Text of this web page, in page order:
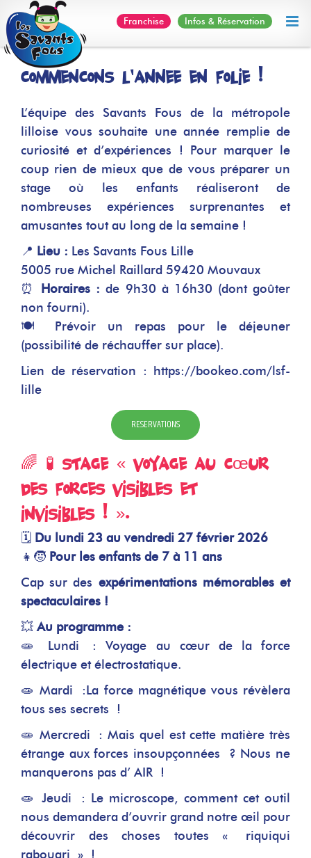
Skip
to
content
Infos & Réservation
Franchise
Commençons l’année en Folie !
L’équipe des Savants Fous de la métropole
lilloise vous souhaite une année remplie de
curiosité et d’expériences ! Pour marquer le
coup rien de mieux que de vous préparer un
stage où les enfants réaliseront de
nombreuses expériences surprenantes et
amusantes tout au long de la semaine !
📍 Lieu : Les Savants Fous Lille
5005 rue Michel Raillard 59420 Mouvaux
⏰ Horaires : de 9h30 à 16h30 (dont goûter
non fourni).
🍽️ Prévoir un repas pour le déjeuner
(possibilité de réchauffer sur place).
Lien de réservation : https://bookeo.com/lsf-
lille
RESERVATIONS
🌈 🧪 Stage « Voyage au cœur
des forces visibles et
invisibles ! ».
🗓 Du lundi 23 au vendredi 27 février 2026
👧🧒 Pour les enfants de 7 à 11 ans
Cap sur des expérimentations mémorables et
spectaculaires !
💥Au programme :
🧫 Lundi : Voyage au cœur de la force
électrique et électrostatique.
🧫 Mardi :La force magnétique vous révèlera
tous ses secrets !
🧫 Mercredi : Mais quel est cette matière très
étrange aux forces insoupçonnées ? Nous ne
manquerons pas d’ AIR !
🧫 Jeudi : Le microscope, comment cet outil
nous demandera d’ouvrir grand notre œil pour
découvrir des choses toutes « riquiqui
rabougri » !